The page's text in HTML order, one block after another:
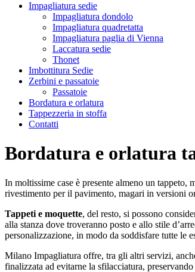
Impagliatura sedie
Impagliatura dondolo
Impagliatura quadretatta
Impagliatura paglia di Vienna
Laccatura sedie
Thonet
Imbottitura Sedie
Zerbini e passatoie
Passatoie
Bordatura e orlatura
Tappezzeria in stoffa
Contatti
Bordatura e orlatura
In moltissime case è presente almeno un tappeto,
rivestimento per il pavimento, magari in versioni
Tappeti e moquette, del resto, si possono
alla stanza dove troveranno posto e allo stile
personalizzazione, in modo da soddisfare tutte le
Milano Impagliatura offre, tra gli altri servizi,
finalizzata ad evitarne la sfilacciatura,